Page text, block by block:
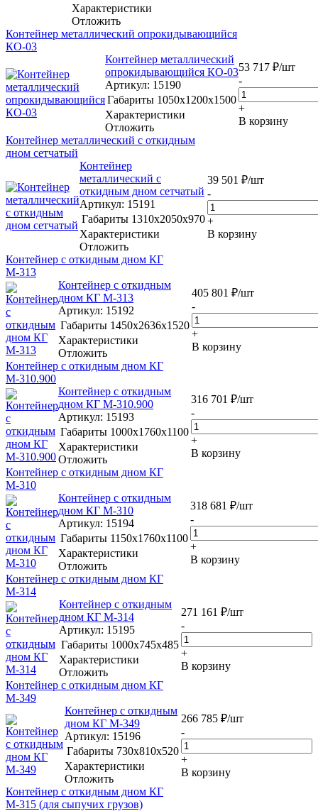
Характеристики
Отложить
Контейнер металлический опрокидывающийся
КО-03
Контейнер металлический
опрокидывающийся КО-03
Артикул: 15190
Габариты 1050х1200х1500
Характеристики
Отложить
53 717 ₽/шт
-
+
В корзину
Контейнер металлический с откидным
дном сетчатый
Контейнер
металлический с
откидным дном сетчатый
Артикул: 15191
Габариты 1310x2050x970
Характеристики
Отложить
39 501 ₽/шт
-
+
В корзину
Контейнер с откидным дном КГ
М-313
Контейнер с откидным
дном КГ М-313
Артикул: 15192
Габариты 1450х2636х1520
Характеристики
Отложить
405 801 ₽/шт
-
+
В корзину
Контейнер с откидным дном КГ
М-310.900
Контейнер с откидным
дном КГ М-310.900
Артикул: 15193
Габариты 1000х1760х1100
Характеристики
Отложить
316 701 ₽/шт
-
+
В корзину
Контейнер с откидным дном КГ
М-310
Контейнер с откидным
дном КГ М-310
Артикул: 15194
Габариты 1150х1760х1100
Характеристики
Отложить
318 681 ₽/шт
-
+
В корзину
Контейнер с откидным дном КГ
М-314
Контейнер с откидным
дном КГ М-314
Артикул: 15195
Габариты 1000х745х485
Характеристики
Отложить
271 161 ₽/шт
-
+
В корзину
Контейнер с откидным дном КГ
М-349
Контейнер с откидным
дном КГ М-349
Артикул: 15196
Габариты 730х810х520
Характеристики
Отложить
266 785 ₽/шт
-
+
В корзину
Контейнер с откидным дном КГ
М-315 (для сыпучих грузов)